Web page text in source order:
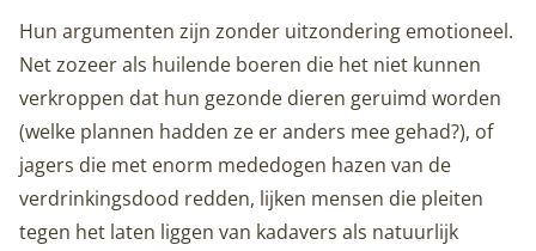
Hun argumenten zijn zonder uitzondering emotioneel.
Net zozeer als huilende boeren die het niet kunnen
verkroppen dat hun gezonde dieren geruimd worden
(welke plannen hadden ze er anders mee gehad?), of
jagers die met enorm mededogen hazen van de
verdrinkingsdood redden, lijken mensen die pleiten
tegen het laten liggen van kadavers als natuurlijk